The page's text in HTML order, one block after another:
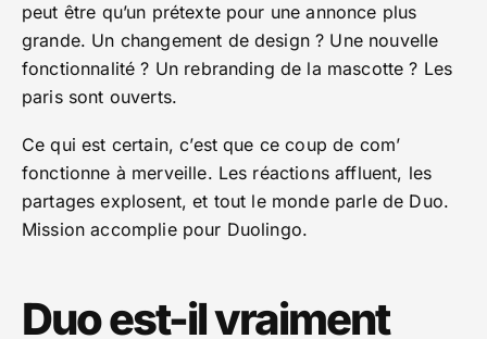
peut être qu’un prétexte pour une annonce plus
grande. Un changement de design ? Une nouvelle
fonctionnalité ? Un rebranding de la mascotte ? Les
paris sont ouverts.
Ce qui est certain, c’est que ce coup de com’
fonctionne à merveille. Les réactions affluent, les
partages explosent, et tout le monde parle de Duo.
Mission accomplie pour Duolingo.
Duo est-il vraiment